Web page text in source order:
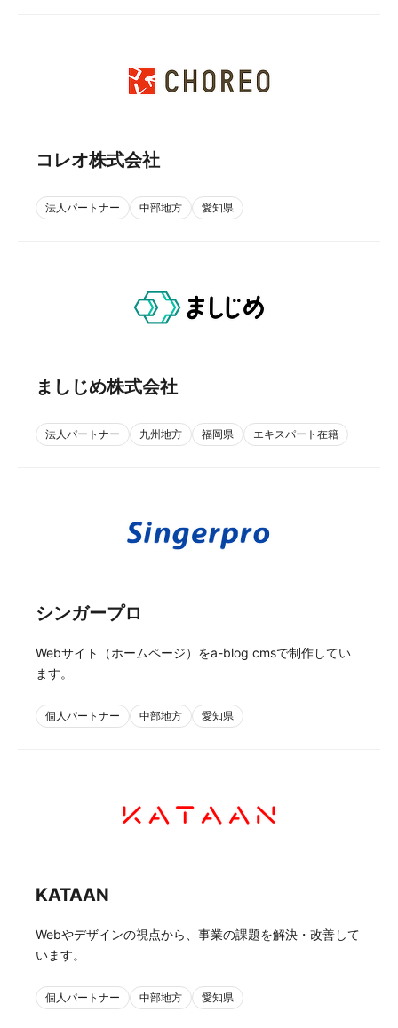
コレオ株式会社
法人パートナー 中部地方 愛知県
ましじめ株式会社
法人パートナー 九州地方 福岡県 エキスパート在籍
シンガープロ
Webサイト（ホームページ）をa-blog cmsで制作してい
ます。
個人パートナー 中部地方 愛知県
KATAAN
Webやデザインの視点から、事業の課題を解決・改善して
います。
個人パートナー 中部地方 愛知県